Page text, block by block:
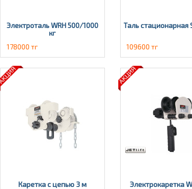
Электроталь WRH 500/1000
кг
178000 тг
Таль стационарная
109600 тг
Каретка с цепью 3 м Электрокаретка